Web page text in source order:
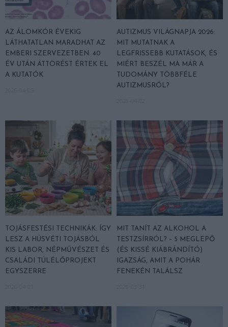
AZ ÁLOMKÓR ÉVEKIG
LÁTHATATLAN MARADHAT AZ
EMBERI SZERVEZETBEN: 40
ÉV UTÁN ÁTTÖRÉST ÉRTEK EL
A KUTATÓK
AUTIZMUS VILÁGNAPJA 2026:
MIT MUTATNAK A
LEGFRISSEBB KUTATÁSOK, ÉS
MIÉRT BESZÉL MA MÁR A
TUDOMÁNY TÖBBFÉLE
AUTIZMUSRÓL?
TOJÁSFESTÉSI TECHNIKÁK: ÍGY
LESZ A HÚSVÉTI TOJÁSBÓL
KIS LABOR, NÉPMŰVÉSZET ÉS
CSALÁDI TÚLÉLŐPROJEKT
EGYSZERRE
MIT TANÍT AZ ALKOHOL A
TESTZSÍRRÓL? – 5 MEGLEPŐ
(ÉS KISSÉ KIÁBRÁNDÍTÓ)
IGAZSÁG, AMIT A POHÁR
FENEKÉN TALÁLSZ